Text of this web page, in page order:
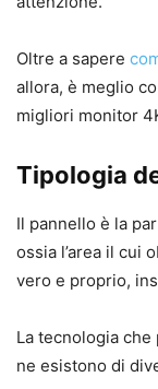
Oltre a sapere
allora, è meglio
migliori monitor
Tipologia
Il pannello è la
ossia l’area il cui
vero e proprio,
La tecnologia
ne esistono di